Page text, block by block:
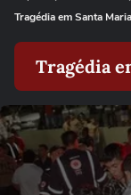
Tragédia em Santa Maria
Tragédia